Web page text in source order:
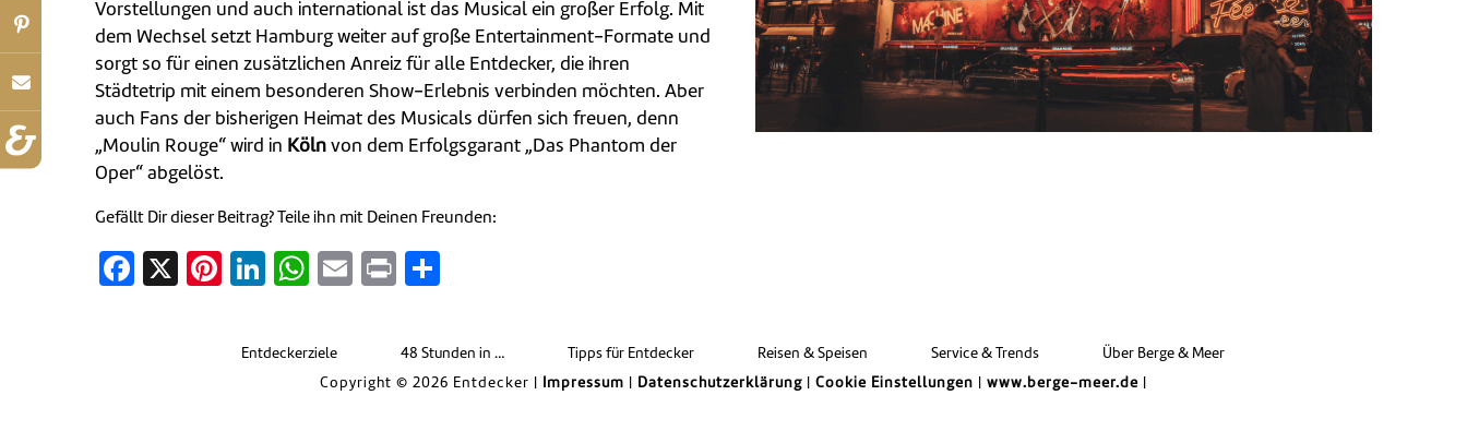
Vorstellungen und auch international ist das Musical ein großer Erfolg. Mit
dem Wechsel setzt Hamburg weiter auf große Entertainment-Formate und
sorgt so für einen zusätzlichen Anreiz für alle Entdecker, die ihren
Städtetrip mit einem besonderen Show-Erlebnis verbinden möchten. Aber
auch Fans der bisherigen Heimat des Musicals dürfen sich freuen, denn
„Moulin Rouge“ wird in Köln von dem Erfolgsgarant „Das Phantom der
Oper“ abgelöst.
Gefällt Dir dieser Beitrag? Teile ihn mit Deinen Freunden:
Facebook
X Pinterest
LinkedIn
WhatsApp
EmailPrint
Entdeckerziele 48 Stunden in … Tipps für Entdecker Reisen & Speisen Service & Trends Über Berge & Meer
Copyright © 2026 Entdecker | Impressum Datenschutzerklärung Cookie Einstellungen www.berge-meer.de